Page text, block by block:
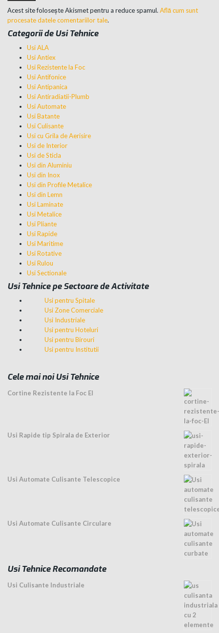
Acest site folosește Akismet pentru a reduce spamul. Află cum sunt
procesate datele comentariilor tale.
Categorii de Usi Tehnice
Usi ALA
Usi Antiex
Usi Rezistente la Foc
Usi Antifonice
Usi Antipanica
Usi Antiradiatii-Plumb
Usi Automate
Usi Batante
Usi Culisante
Usi cu Grila de Aerisire
Usi de Interior
Usi de Sticla
Usi din Aluminiu
Usi din Inox
Usi din Profile Metalice
Usi din Lemn
Usi Laminate
Usi Metalice
Usi Pliante
Usi Rapide
Usi Maritime
Usi Rotative
Usi Rulou
Usi Sectionale
Usi Tehnice pe Sectoare de Activitate
Usi pentru Spitale
Usi Zone Comerciale
Usi Industriale
Usi pentru Hoteluri
Usi pentru Birouri
Usi pentru Institutii
Cele mai noi Usi Tehnice
Cortine Rezistente la Foc EI
Usi Rapide tip Spirala de Exterior
Usi Automate Culisante Telescopice
Usi Automate Culisante Circulare
Usi Tehnice Recomandate
Usi Culisante Industriale